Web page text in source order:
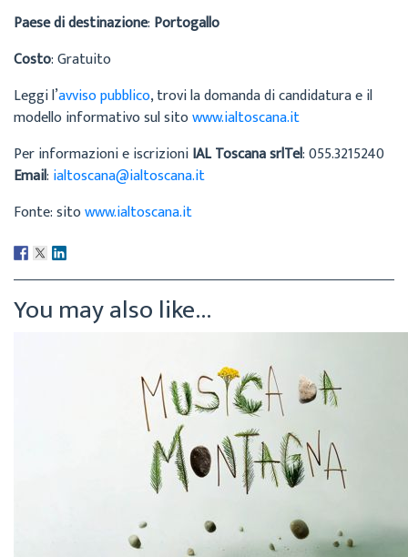
Paese di destinazione: Portogallo
Costo: Gratuito
Leggi l’avviso pubblico, trovi la domanda di candidatura e il
modello informativo sul sitowww.ialtoscana.it
Per informazioni e iscrizioniIAL Toscana srlTel: 055.3215240
Email: ialtoscana@ialtoscana.it
Fonte: sitowww.ialtoscana.it
You may also like...